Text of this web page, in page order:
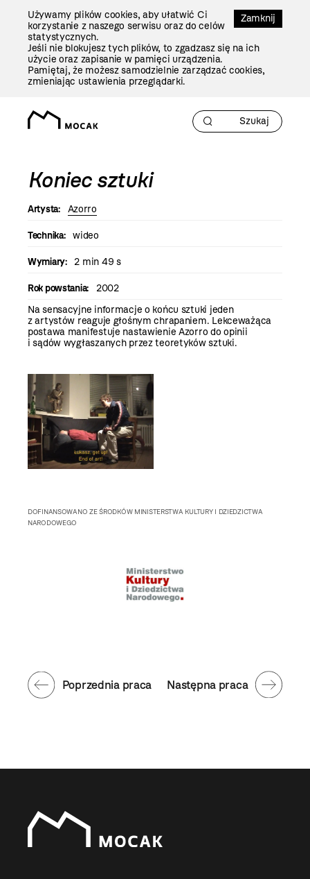
Zamknij
Używamy plików cookies, aby ułatwić Ci
korzystanie z naszego serwisu oraz do celów
statystycznych.
Jeśli nie blokujesz tych plików, to zgadzasz się na ich
użycie oraz zapisanie w pamięci urządzenia.
Pamiętaj, że możesz samodzielnie zarządzać cookies,
zmieniając ustawienia przeglądarki.
Koniec sztuki
Artysta: Azorro
Technika: wideo
Wymiary: 2 min 49 s
Rok powstania:
2002
Na sensacyjne informacje o końcu sztuki jeden
z artystów reaguje głośnym chrapaniem. Lekceważąca
postawa manifestuje nastawienie Azorro do opinii
i sądów wygłaszanych przez teoretyków sztuki.
DOFINANSOWANO ZE ŚRODKÓW MINISTERSTWA KULTURY I DZIEDZICTWA
NARODOWEGO
Następna praca
Poprzednia praca